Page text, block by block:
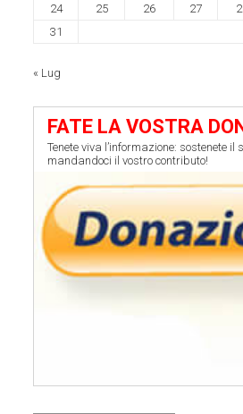
24
25 26 27
31
« Lug
FATE LA VOSTRA
Tenete viva l’informazione: sostenete il
mandandoci il vostro contributo!